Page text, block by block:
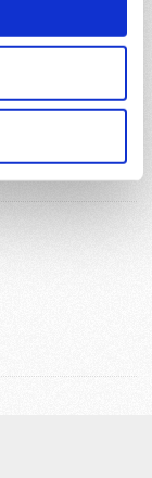
alcoliche e